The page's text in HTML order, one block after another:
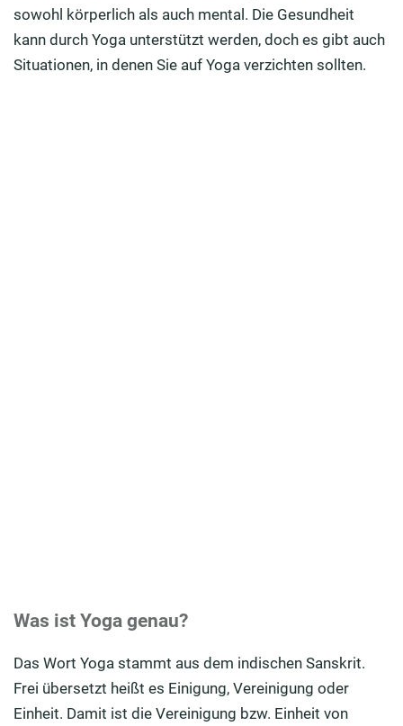
Fazit: Yoga ist gesund und beliebt
sowohl körperlich als auch mental. Die Gesundheit
kann durch Yoga unterstützt werden, doch es gibt auch
Situationen, in denen Sie auf Yoga verzichten sollten.
Was ist Yoga genau?
Das Wort Yoga stammt aus dem indischen Sanskrit.
Frei übersetzt heißt es Einigung, Vereinigung oder
Einheit. Damit ist die Vereinigung bzw. Einheit von